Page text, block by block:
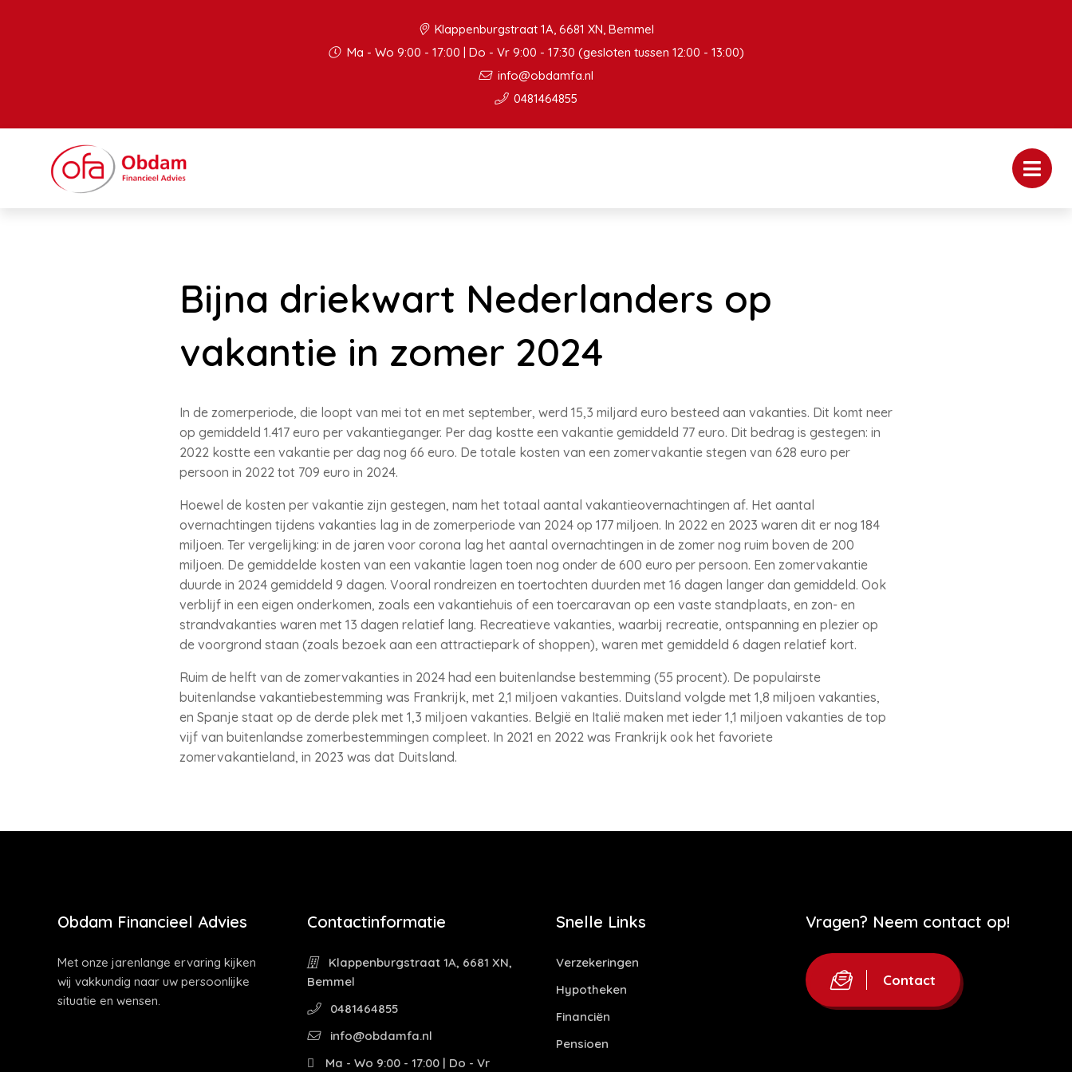
Klappenburgstraat 1A, 6681 XN, Bemmel
Ma - Wo 9:00 - 17:00 | Do - Vr 9:00 - 17:30 (gesloten tussen 12:00 - 13:00)
info@obdamfa.nl
0481464855
Bijna driekwart Nederlanders op
vakantie in zomer 2024
In de zomerperiode, die loopt van mei tot en met september, werd 15,3 miljard euro besteed aan vakanties. Dit komt neer
op gemiddeld 1.417 euro per vakantieganger. Per dag kostte een vakantie gemiddeld 77 euro. Dit bedrag is gestegen: in
2022 kostte een vakantie per dag nog 66 euro. De totale kosten van een zomervakantie stegen van 628 euro per
persoon in 2022 tot 709 euro in 2024.
Hoewel de kosten per vakantie zijn gestegen, nam het totaal aantal vakantieovernachtingen af. Het aantal
overnachtingen tijdens vakanties lag in de zomerperiode van 2024 op 177 miljoen. In 2022 en 2023 waren dit er nog 184
miljoen. Ter vergelijking: in de jaren voor corona lag het aantal overnachtingen in de zomer nog ruim boven de 200
miljoen. De gemiddelde kosten van een vakantie lagen toen nog onder de 600 euro per persoon. Een zomervakantie
duurde in 2024 gemiddeld 9 dagen. Vooral rondreizen en toertochten duurden met 16 dagen langer dan gemiddeld. Ook
verblijf in een eigen onderkomen, zoals een vakantiehuis of een toercaravan op een vaste standplaats, en zon- en
strandvakanties waren met 13 dagen relatief lang. Recreatieve vakanties, waarbij recreatie, ontspanning en plezier op
de voorgrond staan (zoals bezoek aan een attractiepark of shoppen), waren met gemiddeld 6 dagen relatief kort.
Ruim de helft van de zomervakanties in 2024 had een buitenlandse bestemming (55 procent). De populairste
buitenlandse vakantiebestemming was Frankrijk, met 2,1 miljoen vakanties. Duitsland volgde met 1,8 miljoen vakanties,
en Spanje staat op de derde plek met 1,3 miljoen vakanties. België en Italië maken met ieder 1,1 miljoen vakanties de top
vijf van buitenlandse zomerbestemmingen compleet. In 2021 en 2022 was Frankrijk ook het favoriete
zomervakantieland, in 2023 was dat Duitsland.
Obdam Financieel Advies
Met onze jarenlange ervaring kijken
wij vakkundig naar uw persoonlijke
situatie en wensen.
Contactinformatie
Klappenburgstraat 1A, 6681 XN,
Bemmel
0481464855
info@obdamfa.nl
Ma - Wo 9:00 - 17:00 | Do - Vr
Snelle Links
Verzekeringen
Hypotheken
Financiën
Pensioen
Vragen? Neem contact op!
Contact